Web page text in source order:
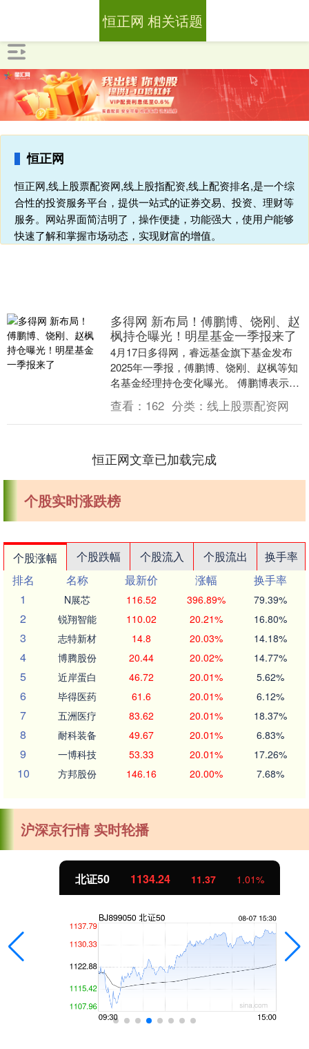
恒正网
恒正网,线上股票配资网,线上股指配资,线上配资排名,是一个综
合性的投资服务平台，提供一站式的证券交易、投资、理财等
服务。网站界面简洁明了，操作便捷，功能强大，使用户能够
快速了解和掌握市场动态，实现财富的增值。
恒正网 相关话题
多得网 新布局！傅鹏博、饶刚、赵
枫持仓曝光！明星基金一季报来了
4月17日多得网，睿远基金旗下基金发布
2025年一季报，傅鹏博、饶刚、赵枫等知
名基金经理持仓变化曝光。 傅鹏博表示，
一季度布局了受益于国内人工智能、汽车
电子快速....
查看： 162 分类： 线上股票配资网
恒正网文章已加载完成
个股实时涨跌榜
个股涨幅 个股跌幅 个股流入 个股流出
换手率
排名
名称 最新价 涨幅
换手率
1
N展芯 116.52 396.89% 79.39%
2 锐翔智能 110.02 20.21% 16.80%
3 志特新材 14.8 20.03% 14.18%
4 博腾股份 20.44 20.02% 14.77%
5 近岸蛋白 46.72 20.01% 5.62%
6 毕得医药 61.6 20.01% 6.12%
7 五洲医疗 83.62 20.01% 18.37%
8 耐科装备 49.67 20.01% 6.83%
9 一博科技 53.33 20.01% 17.26%
10 方邦股份 146.16 20.00% 7.68%
沪深京行情 实时轮播
北证50 1134.24 11.37 1.01%